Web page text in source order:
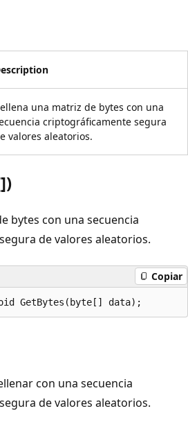
una matriz de bytes con una
criptográficamente segura
valores aleatorios.
bytes con una secuencia
de valores aleatorios.
Copiar
GetBytes(byte[] data);
con una secuencia
de valores aleatorios.